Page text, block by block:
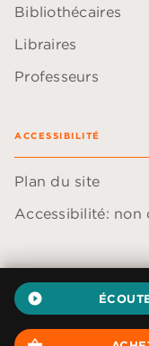
play_circle_filled
Bibliothécaires
Libraires
Professeurs
ACCESSIBILITÉ
Plan du site
Accessibilité: non
Données
Paramétrer vos